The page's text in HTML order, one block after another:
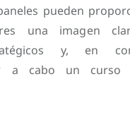
pueden
una imagen
y, en
a cabo un curso